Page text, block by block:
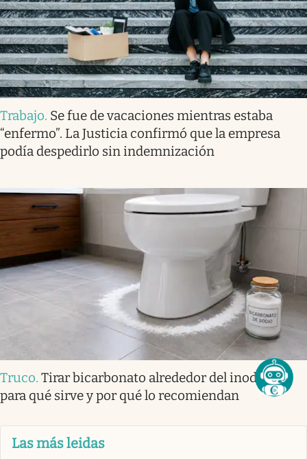
Trabajo. Se fue de vacaciones mientras estaba
“enfermo”. La Justicia confirmó que la empresa
podía despedirlo sin indemnización
Truco. Tirar bicarbonato alrededor del inodoro:
para qué sirve y por qué lo recomiendan
Las más leidas